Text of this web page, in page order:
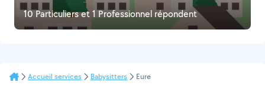
10 Particuliers et 1 Professionnel répondent
Accueil services Babysitters Eure